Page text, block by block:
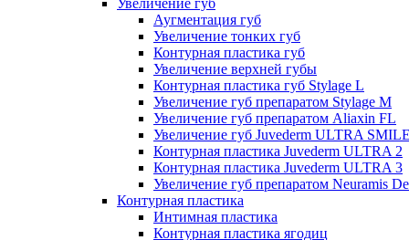
Увеличение губ
Аугментация губ
Увеличение тонких губ
Контурная пластика губ
Увеличение верхней губы
Контурная пластика губ Stylage L
Увеличение губ препаратом Stylage M
Увеличение губ препаратом Aliaxin FL
Увеличение губ Juvederm ULTRA
Контурная пластика Juvederm ULTRA 2
Контурная пластика Juvederm ULTRA 3
Увеличение губ препаратом Neuramis
Контурная пластика
Интимная пластика
Контурная пластика ягодиц